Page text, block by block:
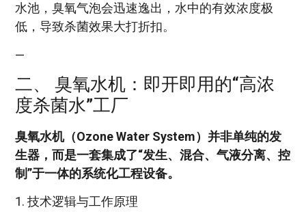
水池，臭氧气泡会迅速逸出，水中的有效浓度极
低，导致杀菌效果大打折扣。
—
二、 臭氧水机：即开即用的“高浓
度杀菌水”工厂
臭氧水机（Ozone Water System）并非单纯的发
生器，而是一套集成了“发生、混合、气液分离、控
制”于一体的系统化工程设备。
1. 技术逻辑与工作原理